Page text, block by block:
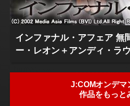
インファナル・アフェア 無
ー・レオン＋アンディ・ラウ
J:COMオンデマ
作品をもっと